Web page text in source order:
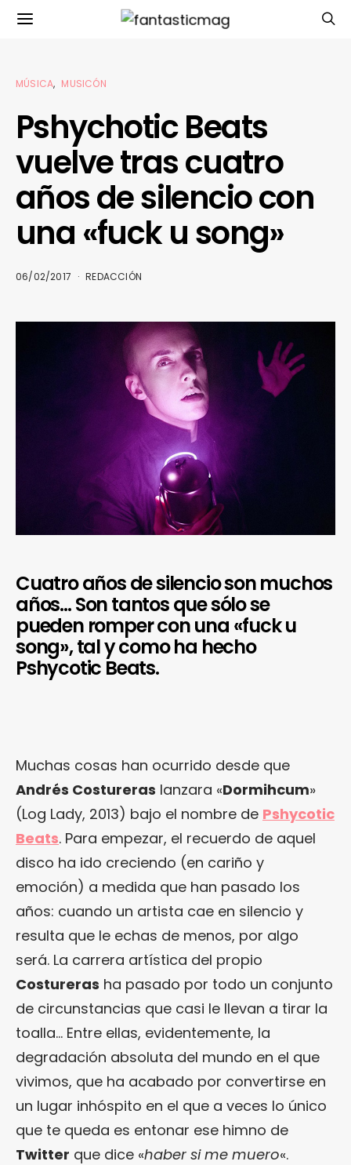
MÚSICA MUSICÓN
Pshychotic Beats
vuelve tras cuatro
años de silencio con
una «fuck u song»
06/02/2017 REDACCIÓN
Cuatro años de silencio son muchos
años… Son tantos que sólo se
pueden romper con una «fuck u
song», tal y como ha hecho
Pshycotic Beats.
Muchas cosas han ocurrido desde que
Andrés Costureras lanzara «Dormihcum»
(Log Lady, 2013) bajo el nombre de Pshycotic
Beats. Para empezar, el recuerdo de aquel
disco ha ido creciendo (en cariño y
emoción) a medida que han pasado los
años: cuando un artista cae en silencio y
resulta que le echas de menos, por algo
será. La carrera artística del propio
Costureras ha pasado por todo un conjunto
de circunstancias que casi le llevan a tirar la
toalla… Entre ellas, evidentemente, la
degradación absoluta del mundo en el que
vivimos, que ha acabado por convertirse en
un lugar inhóspito en el que a veces lo único
que te queda es entonar ese himno de
Twitter que dice «haber si me muero«.